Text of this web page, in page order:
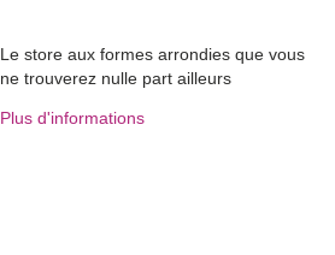
Le store aux formes arrondies que vous
ne trouverez nulle part ailleurs
Plus d'informations